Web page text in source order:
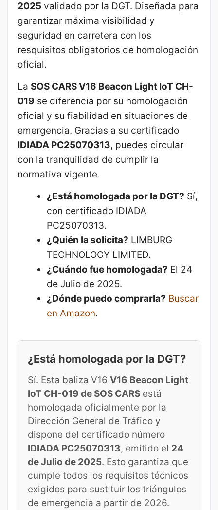
2025 validado por la DGT. Diseñada para
garantizar máxima visibilidad y
seguridad en carretera con los
resquisitos obligatorios de homologación
oficial.
La SOS CARS V16 Beacon Light IoT CH-
019 se diferencia por su homologación
oficial y su fiabilidad en situaciones de
emergencia. Gracias a su certificado
IDIADA PC25070313, puedes circular
con la tranquilidad de cumplir la
normativa vigente.
¿Está homologada por la DGT? Sí,
con certificado IDIADA
PC25070313.
¿Quién la solicita? LIMBURG
TECHNOLOGY LIMITED.
¿Cuándo fue homologada? El 24
de Julio de 2025.
¿Dónde puedo comprarla? Buscar
en Amazon.
¿Está homologada por la DGT?
Sí. Esta baliza V16 V16 Beacon Light
IoT CH-019 de SOS CARS está
homologada oficialmente por la
Dirección General de Tráfico y
dispone del certificado número
IDIADA PC25070313, emitido el 24
de Julio de 2025. Esto garantiza que
cumple todos los requisitos técnicos
exigidos para sustituir los triángulos
de emergencia a partir de 2026.